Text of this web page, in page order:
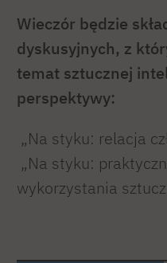
Wieczór będzie
dyskusyjnych, z
temat sztucznej
perspektywy:
„Na styku: relacja
„Na styku:
wykorzystania